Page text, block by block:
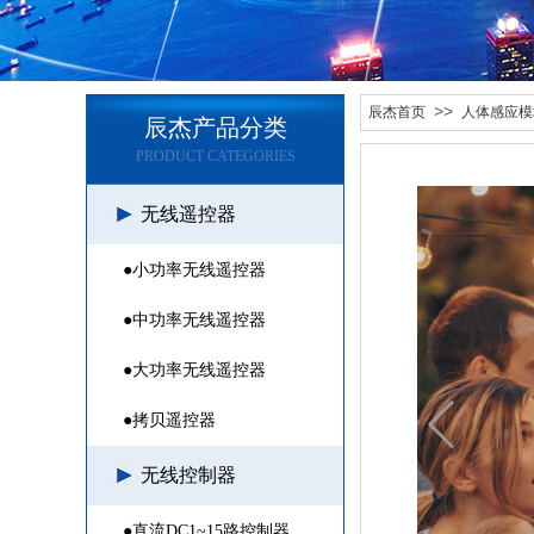
辰杰产品分类
PRODUCT CATEGORIES
辰杰首页 >> 人体感应
无线遥控器
●小功率无线遥控器
●中功率无线遥控器
●大功率无线遥控器
●拷贝遥控器
无线控制器